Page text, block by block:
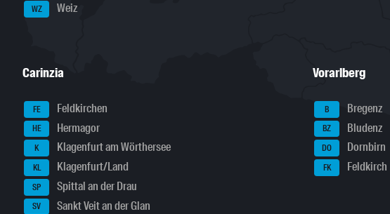
WZ Weiz
Carinzia
FE Feldkirchen
HE Hermagor
K Klagenfurt am Wörthersee
KL Klagenfurt/Land
SP Spittal an der Drau
SV Sankt Veit an der Glan
Vorarlberg
B Bregenz
BZ Bludenz
DO Dornbirn
FK Feldkirch